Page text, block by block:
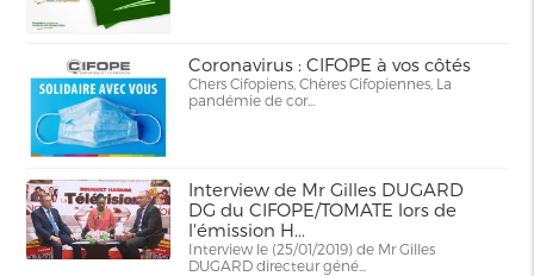
Coronavirus : CIFOPE à vos côtés
Chers Cifopiens, Chères Cifopiennes, La
pandémie de cor...
Interview de Mr Gilles DUGARD
DG du CIFOPE/TOMATE lors de
l'émission H...
Interview le (25/01/2019) de Mr Gilles
DUGARD directeur géné...